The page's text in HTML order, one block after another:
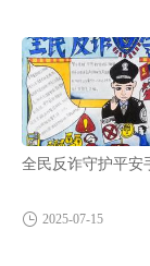
全民反诈守护平安
2025-07-15